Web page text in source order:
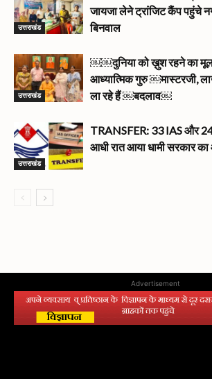
उत्तराखंड
जायजा लेने ट्रांजिट कैंप पहुंचे
बिनवाल
उत्तराखंड
￼￼दुनिया को ख़ुश रहने का मूल
आध्यात्मिक गुरु ￼मास्टरजी,
ला रहे हैं ￼बदलाव￼
उत्तराखंड
TRANSFER: 33 IAS और 24
आधी रात आया धामी सरकार
Advertisement